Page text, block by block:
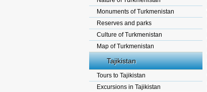
Monuments of Turkmenistan
Reserves and parks
Culture of Turkmenistan
Map of Turkmenistan
Tajikistan
Tours to Tajikistan
Excursions in Tajikistan